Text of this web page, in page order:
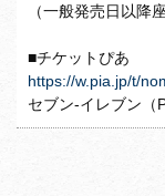
（一般発売日以降
■チケットぴあ
https://w.pia.jp/t/
セブン-イレブン（